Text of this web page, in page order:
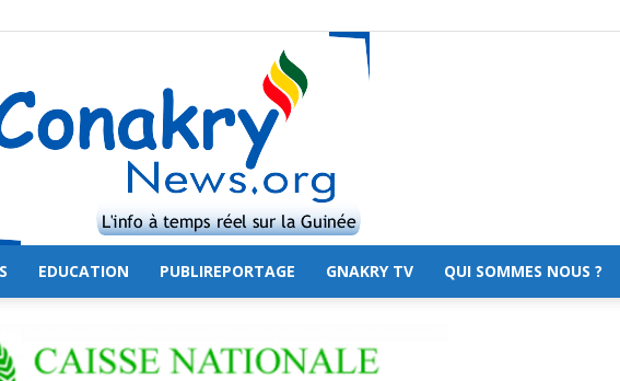
EDUCATION PUBLIREPORTAGE GNAKRY TV QUI SOMMES NOUS ?